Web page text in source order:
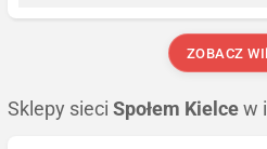
ZOBACZ
Sklepy sieci Społem Kielce w